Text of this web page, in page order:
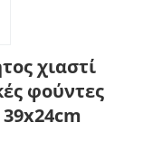
χιαστί
φούντες